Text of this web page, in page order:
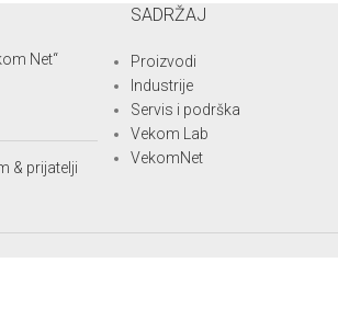
Net“
& prijatelji
SADRŽAJ
Proizvodi
Industrije
Servis i podrška
Vekom Lab
VekomNet